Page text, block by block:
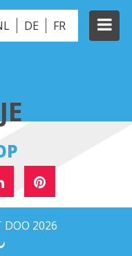
DE FR
DOO 2026